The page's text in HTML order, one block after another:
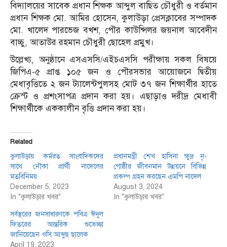
বিদ্যালয়ের সাবেক প্রধান শিক্ষক আব্দুল বাছিত চৌধুরী ও বর্তমান
প্রধান শিক্ষক মো. আমির হোসেন, কুলাউড়া প্রেসক্লাবের সম্পাদক
মো. খালেদ পারভেজ বখশ, পৌর কাউন্সিলর জয়নাল আবেদীন
বাচ্চু, আতাউর রহমান চৌধুরী ছোহেল প্রমুখ।
উল্লেখ্য, অনুষ্ঠানে এসএসসি/এইচএসসি পরীক্ষায় সকল বিষয়ে
জিপিএ-৫ প্রাপ্ত ১০৫ জন ও পৌরসভার আয়োজনে দ্বিতীয়
মেধাবৃত্তিতে ২ জন ট্যালেন্টপুলসহ মোট ৩৭ জন শিক্ষার্থীর হাতে
ক্রেস্ট ও প্রশংসাপত্র প্রদান করা হয়। এছাড়াও দরীদ্র মেধাবী
শিক্ষার্থীকে এককালীন বৃত্তি প্রদান করা হয়।
Related
কুলাউড়ায় কর্মরত সাংবাদিকদের
সাথে নৌকা প্রার্থী নাদেলের
মতবিনিময়
December 5, 2023
In "কুলাউড়ার খবর"
প্রধানমন্ত্রী শেখ হাসিনা ক্ষুদ্র নৃ-
গোষ্ঠীর জীবনমান উন্নয়নে বিভিন্ন
প্রকল্প গ্রহন করছেন এমপি নাদেল
August 3, 2024
In "কুলাউড়ার খবর"
সর্বস্থরের জনসাধারণকে পবিত্র ঈদুল
ফিতরের আন্তরিক শুভেচ্ছা
জানিয়েছেন ওসি আব্দুছ ছালেক
April 19, 2023